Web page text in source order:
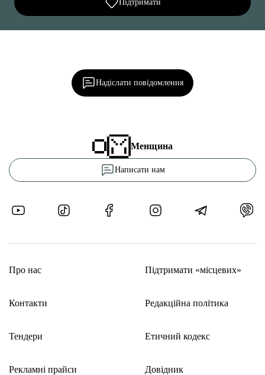
Підтримати
Надіслати повідомлення
Менщина
Написати нам
Про нас
Контакти
Тендери
Рекламні прайси
Підтримати «місцевих»
Редакційна політика
Етичний кодекс
Довідник